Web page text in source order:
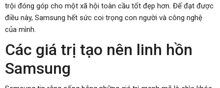
trội đóng góp cho một xã hội toàn cầu tốt đẹp hơn. Để đạt được
điều này, Samsung hết sức coi trọng con người và công nghệ
của mình.
Các giá trị tạo nên linh hồn
Samsung